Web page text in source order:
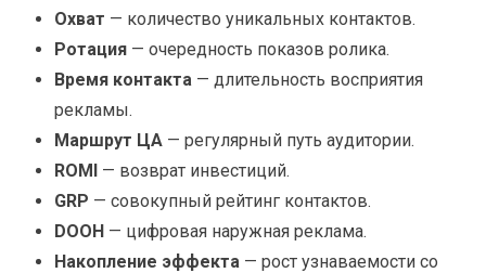
Охват — количество уникальных контактов.
Ротация — очередность показов ролика.
Время контакта — длительность восприятия
рекламы.
Маршрут ЦА — регулярный путь аудитории.
ROMI — возврат инвестиций.
GRP — совокупный рейтинг контактов.
DOOH — цифровая наружная реклама.
Накопление эффекта — рост узнаваемости со